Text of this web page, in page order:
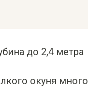
до 2,4 метра
окуня много